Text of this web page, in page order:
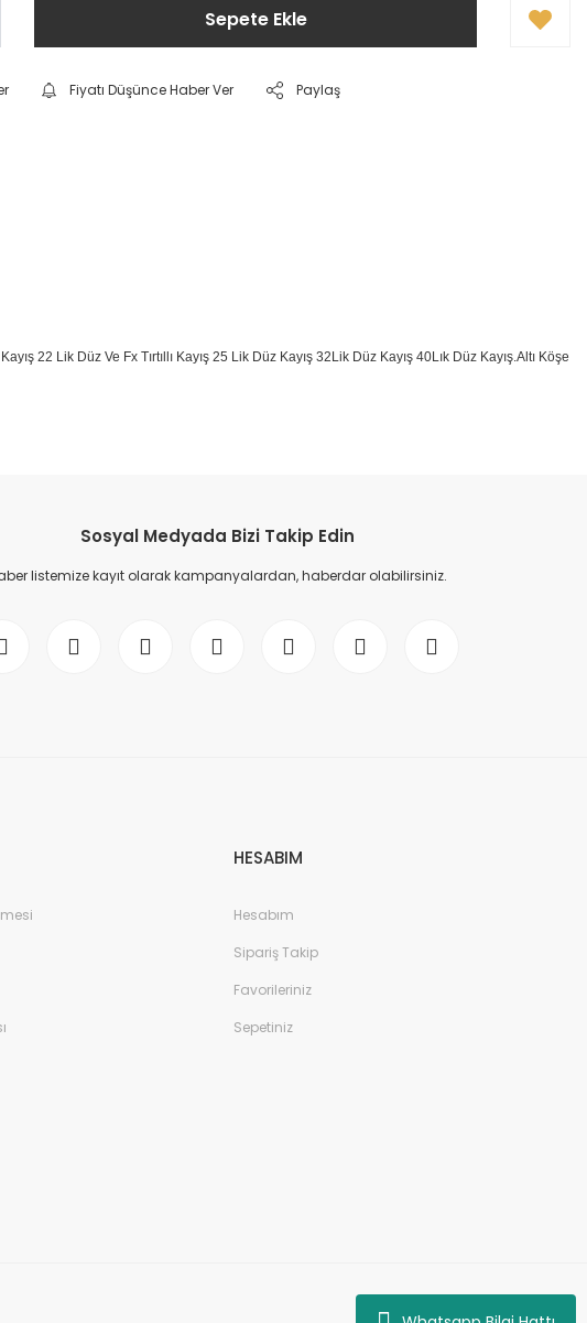
Sepete Ekle
Fiyatı Düşünce Haber Ver Paylaş
22 Lik Düz Ve Fx Tırtıllı Kayış 25 Lik Düz Kayış 32Lik Düz Kayış 40Lık Düz Kayış.Altı Köşe
Sosyal Medyada Bizi Takip Edin
listemize kayıt olarak kampanyalardan, haberdar olabilirsiniz.
HESABIM
Hesabım
Sipariş Takip
Favorileriniz
Sepetiniz